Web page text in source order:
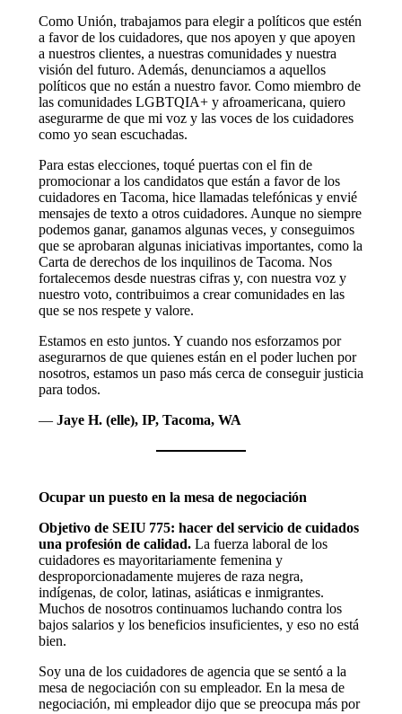
Como Unión, trabajamos para elegir a políticos que estén
a favor de los cuidadores, que nos apoyen y que apoyen
a nuestros clientes, a nuestras comunidades y nuestra
visión del futuro. Además, denunciamos a aquellos
políticos que no están a nuestro favor. Como miembro de
las comunidades LGBTQIA+ y afroamericana, quiero
asegurarme de que mi voz y las voces de los cuidadores
como yo sean escuchadas.
Para estas elecciones, toqué puertas con el fin de
promocionar a los candidatos que están a favor de los
cuidadores en Tacoma, hice llamadas telefónicas y envié
mensajes de texto a otros cuidadores. Aunque no siempre
podemos ganar, ganamos algunas veces, y conseguimos
que se aprobaran algunas iniciativas importantes, como la
Carta de derechos de los inquilinos de Tacoma. Nos
fortalecemos desde nuestras cifras y, con nuestra voz y
nuestro voto, contribuimos a crear comunidades en las
que se nos respete y valore.
Estamos en esto juntos. Y cuando nos esforzamos por
asegurarnos de que quienes están en el poder luchen por
nosotros, estamos un paso más cerca de conseguir justicia
para todos.
— Jaye H. (elle), IP, Tacoma, WA
Ocupar un puesto en la mesa de negociación
Objetivo de SEIU 775: hacer del servicio de cuidados
una profesión de calidad.La fuerza laboral de los
cuidadores es mayoritariamente femenina y
desproporcionadamente mujeres de raza negra,
indígenas, de color, latinas, asiáticas e inmigrantes.
Muchos de nosotros continuamos luchando contra los
bajos salarios y los beneficios insuficientes, y eso no está
bien.
Soy una de los cuidadores de agencia que se sentó a la
mesa de negociación con su empleador. En la mesa de
negociación, mi empleador dijo que se preocupa más por